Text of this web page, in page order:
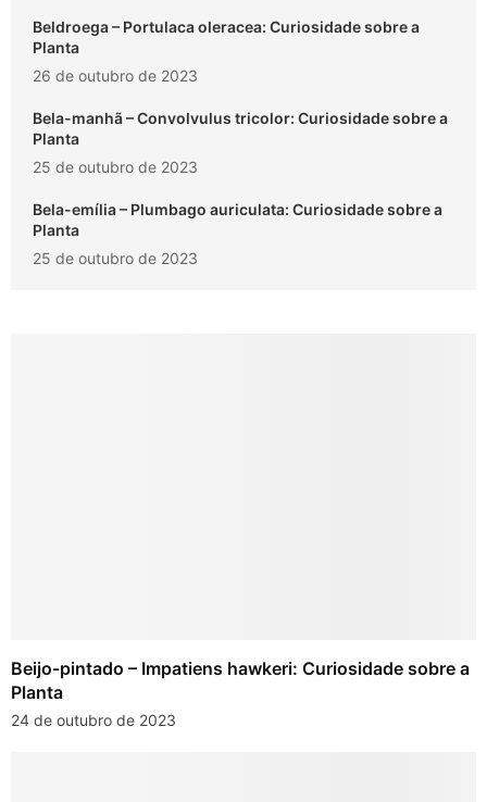
Beldroega – Portulaca oleracea: Curiosidade sobre a
Planta
26 de outubro de 2023
Bela-manhã – Convolvulus tricolor: Curiosidade sobre a
Planta
25 de outubro de 2023
Bela-emília – Plumbago auriculata: Curiosidade sobre a
Planta
25 de outubro de 2023
Beijo-pintado – Impatiens hawkeri: Curiosidade sobre a
Planta
24 de outubro de 2023